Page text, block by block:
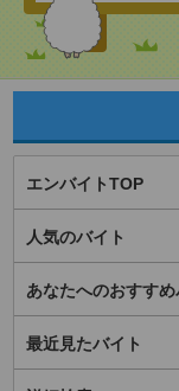
エンバイトTOP
人気のバイト
あなたへのおすすめ
最近見たバイト